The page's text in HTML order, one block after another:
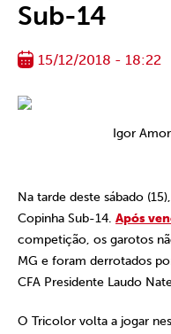
Sub-14
15/12/2018 - 18:22
Igor
Na tarde deste sábado
Copinha Sub-14. Após
competição, os garotos
MG e foram derrotados
CFA Presidente Laudo
O Tricolor volta a jogar